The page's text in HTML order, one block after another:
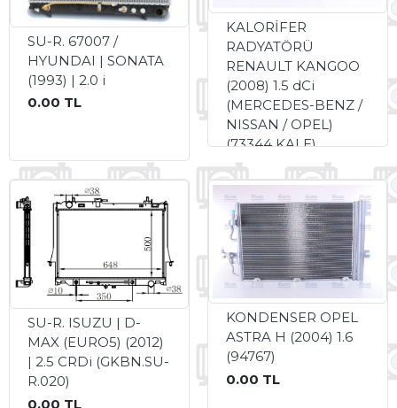
SU-R. 67007 /
HYUNDAI | SONATA
(1993) | 2.0 i
0.00 TL
KALORİFER
RADYATÖRÜ
RENAULT KANGOO
(2008) 1.5 dCi
(MERCEDES-BENZ /
NISSAN / OPEL)
(73344 KALE)
1,780.00 TL
SU-R. ISUZU | D-
MAX (EURO5) (2012)
| 2.5 CRDi (GKBN.SU-
R.020)
0.00 TL
KONDENSER OPEL
ASTRA H (2004) 1.6
(94767)
0.00 TL